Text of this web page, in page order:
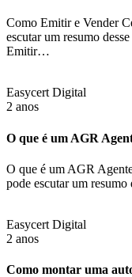
Como Emitir e Vender
escutar um resumo
Emitir…
Easycert Digital
2 anos
O que é um AGR
O que é um AGR
pode escutar um
Easycert Digital
2 anos
Como montar uma